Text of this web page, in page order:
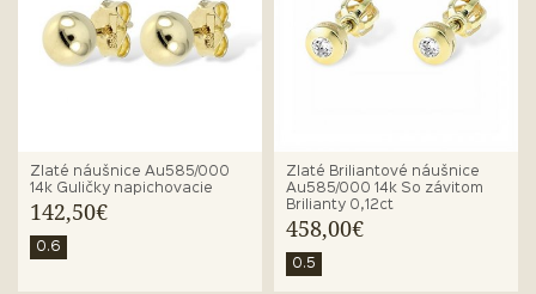
Zlaté náušnice Au585/000
14k Guličky napichovacie
142,50€
0.6
Zlaté Briliantové náušnice
Au585/000 14k So závitom
Brilianty 0,12ct
458,00€
0.5